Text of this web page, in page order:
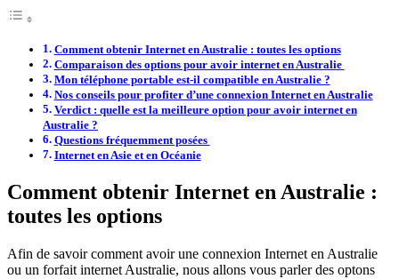
Comment obtenir Internet en Australie : toutes les options
Comparaison des options pour avoir internet en Australie
Mon téléphone portable est-il compatible en Australie ?
Nos conseils pour profiter d’une connexion Internet en Australie
Verdict : quelle est la meilleure option pour avoir internet en
Australie ?
Questions fréquemment posées
Internet en Asie et en Océanie
Comment obtenir Internet en Australie :
toutes les options
Afin de savoir comment avoir une connexion Internet en Australie
ou un forfait internet Australie, nous allons vous parler des optons